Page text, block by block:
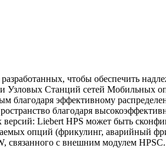
чтобы обеспечить
Станций сетей Мобильных
эффективному
благодаря
Liebert HPS может быть
опций (фрикулинг, аварийный
связанного с внешним модулем HPSC.